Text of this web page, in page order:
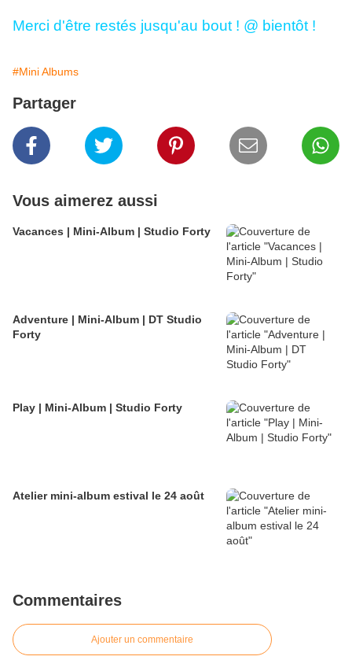
Merci d'être restés jusqu'au bout ! @ bientôt !
#Mini Albums
Partager
Vous aimerez aussi
Vacances | Mini-Album | Studio Forty
Adventure | Mini-Album | DT Studio
Forty
Play | Mini-Album | Studio Forty
Atelier mini-album estival le 24 août
Commentaires
Ajouter un commentaire